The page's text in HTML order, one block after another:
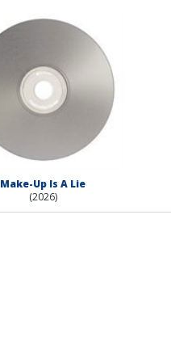
Make-Up Is A Lie
(2026)